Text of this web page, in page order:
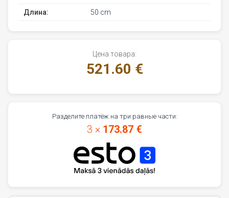
Длина: 50 cm
Цена товара:
521.60 €
Разделите платёж на три равные части:
3 × 173.87 €